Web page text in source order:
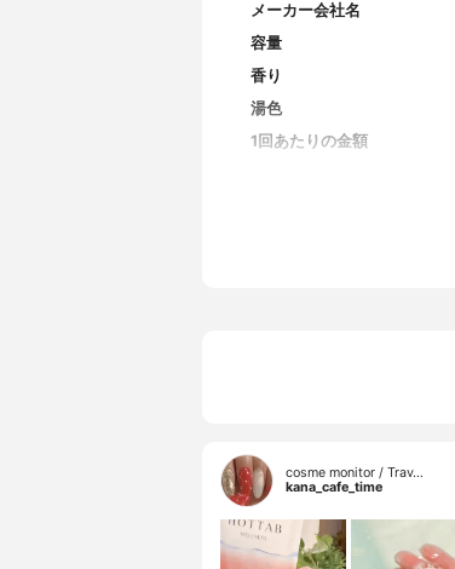
メーカー会社名
容量
香り
湯色
1回あたりの金額
cosme monitor / Trav…
kana_cafe_time